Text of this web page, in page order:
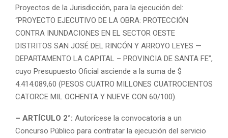
Proyectos de la Jurisdicción, para la ejecución del:
“PROYECTO EJECUTIVO DE LA OBRA: PROTECCIÓN
CONTRA INUNDACIONES EN EL SECTOR OESTE
DISTRITOS SAN JOSÉ DEL RINCÓN Y ARROYO LEYES —
DEPARTAMENTO LA CAPITAL – PROVINCIA DE SANTA FE”,
cuyo Presupuesto Oficial asciende a la suma de $
4.414.089,60 (PESOS CUATRO MILLONES CUATROCIENTOS
CATORCE MIL OCHENTA Y NUEVE CON 60/100).
– ARTÍCULO 2°: Autorícese la convocatoria a un
Concurso Público para contratar la ejecución del servicio